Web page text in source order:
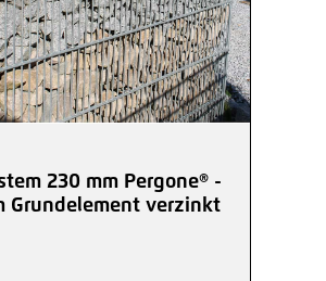
230 mm Pergone® -
Grundelement verzinkt